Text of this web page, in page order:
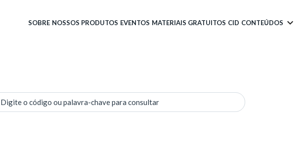
SOBRE NOSSOS PRODUTOS EVENTOS MATERIAIS GRATUITOS CID CONTEÚDOS
Digite o código ou palavra-chave para consultar